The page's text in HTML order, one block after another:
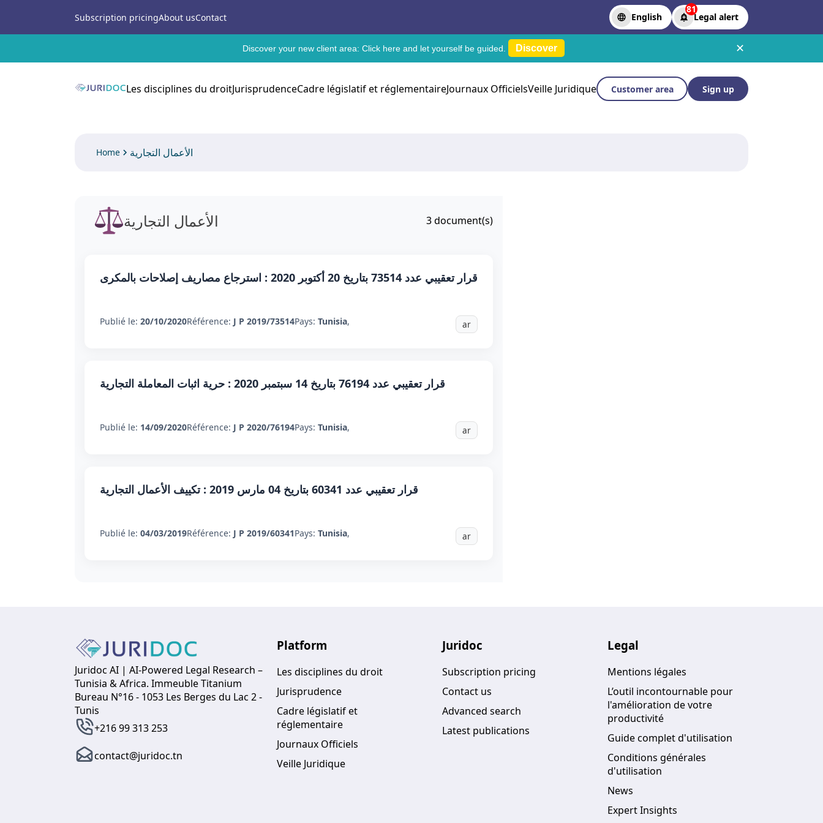
Subscription pricingAbout usContact English
81
Legal alert
Discover your new client area: Click here and let yourself be guided. Discover ✕
Les disciplines du droitJurisprudenceCadre législatif et réglementaireJournaux OfficielsVeille Juridique Customer area Sign up
Home الأعمال التجارية
الأعمال التجارية 3document(s)
قرار تعقيبي عدد 73514 بتاريخ 20 أكتوبر 2020 : استرجاع مصاريف إصلاحات بالمكرى
Publié le: 20/10/2020Référence: J P 2019/73514Pays: Tunisia, ar
قرار تعقيبي عدد 76194 بتاريخ 14 سبتمبر 2020 : حرية اثبات المعاملة التجارية
Publié le: 14/09/2020Référence: J P 2020/76194Pays: Tunisia, ar
قرار تعقيبي عدد 60341 بتاريخ 04 مارس 2019 : تكييف الأعمال التجارية
Publié le: 04/03/2019Référence: J P 2019/60341Pays: Tunisia, ar
Juridoc AI | AI-Powered Legal Research –
Tunisia & Africa. Immeuble Titanium
Bureau N°16 - 1053 Les Berges du Lac 2 -
Tunis
+216 99 313 253
contact@juridoc.tn
Platform
Les disciplines du droit
Jurisprudence
Cadre législatif et
réglementaire
Journaux Officiels
Veille Juridique
Juridoc
Subscription pricing
Contact us
Advanced search
Latest publications
Legal
Mentions légales
L’outil incontournable pour
l'amélioration de votre
productivité
Guide complet d'utilisation
Conditions générales
d'utilisation
News
Expert Insights